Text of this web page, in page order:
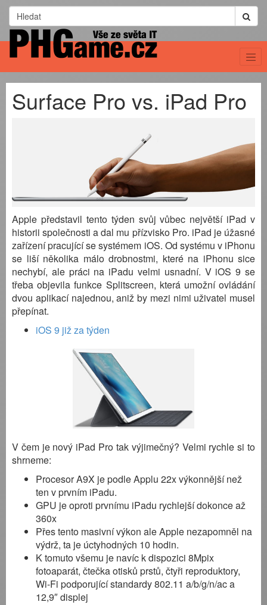
Surface Pro vs. iPad Pro
Apple představil tento týden svůj vůbec největší iPad v
historii společnosti a dal mu přízvisko Pro. iPad je úžasné
zařízení pracující se systémem iOS. Od systému v iPhonu
se liší několika málo drobnostmi, které na iPhonu sice
nechybí, ale práci na iPadu velmi usnadní. V iOS 9 se
třeba objevila funkce Splitscreen, která umožní ovládání
dvou aplikací najednou, aniž by mezi nimi uživatel musel
přepínat.
iOS 9 již za týden
V čem je nový iPad Pro tak výjimečný? Velmi rychle si to
shrneme:
Procesor A9X je podle Applu 22x výkonnější než
ten v prvním iPadu.
GPU je oproti prvnímu iPadu rychlejší dokonce až
360x
Přes tento masivní výkon ale Apple nezapomněl na
výdrž, ta je úctyhodných 10 hodin.
K tomuto všemu je navíc k dispozici 8Mpix
fotoaparát, čtečka otisků prstů, čtyři reproduktory,
Wi-Fi podporující standardy 802.11 a/b/g/n/ac a
12,9″ displej